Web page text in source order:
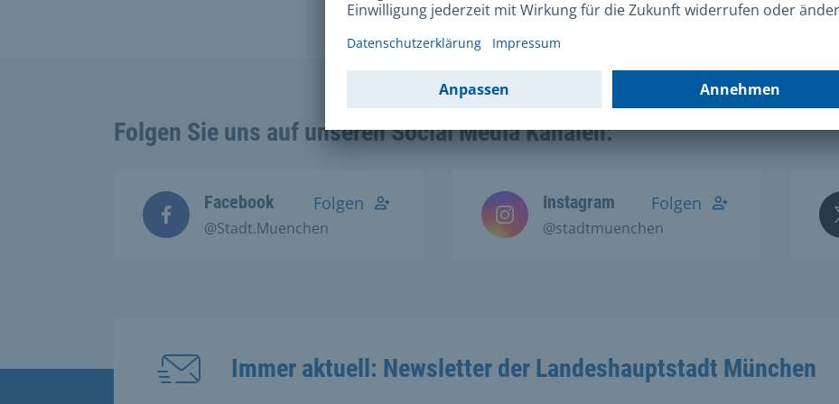
Homepagezu finden.
Folgen Sie uns auf unseren Social Media Kanälen:
Facebook
@Stadt.Muenchen
Folgen Instagram
@stadtmuenchen
Folgen
Immer aktuell: Newsletter der Landeshauptstadt München